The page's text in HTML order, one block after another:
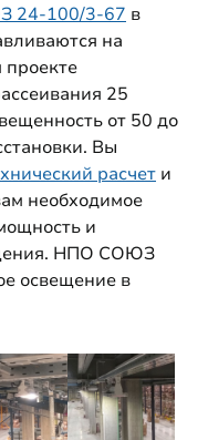
24-100/3-67 в
на
проекте
25
от 50 до
Вы
расчет и
необходимое
и
НПО СОЮЗ
освещение в